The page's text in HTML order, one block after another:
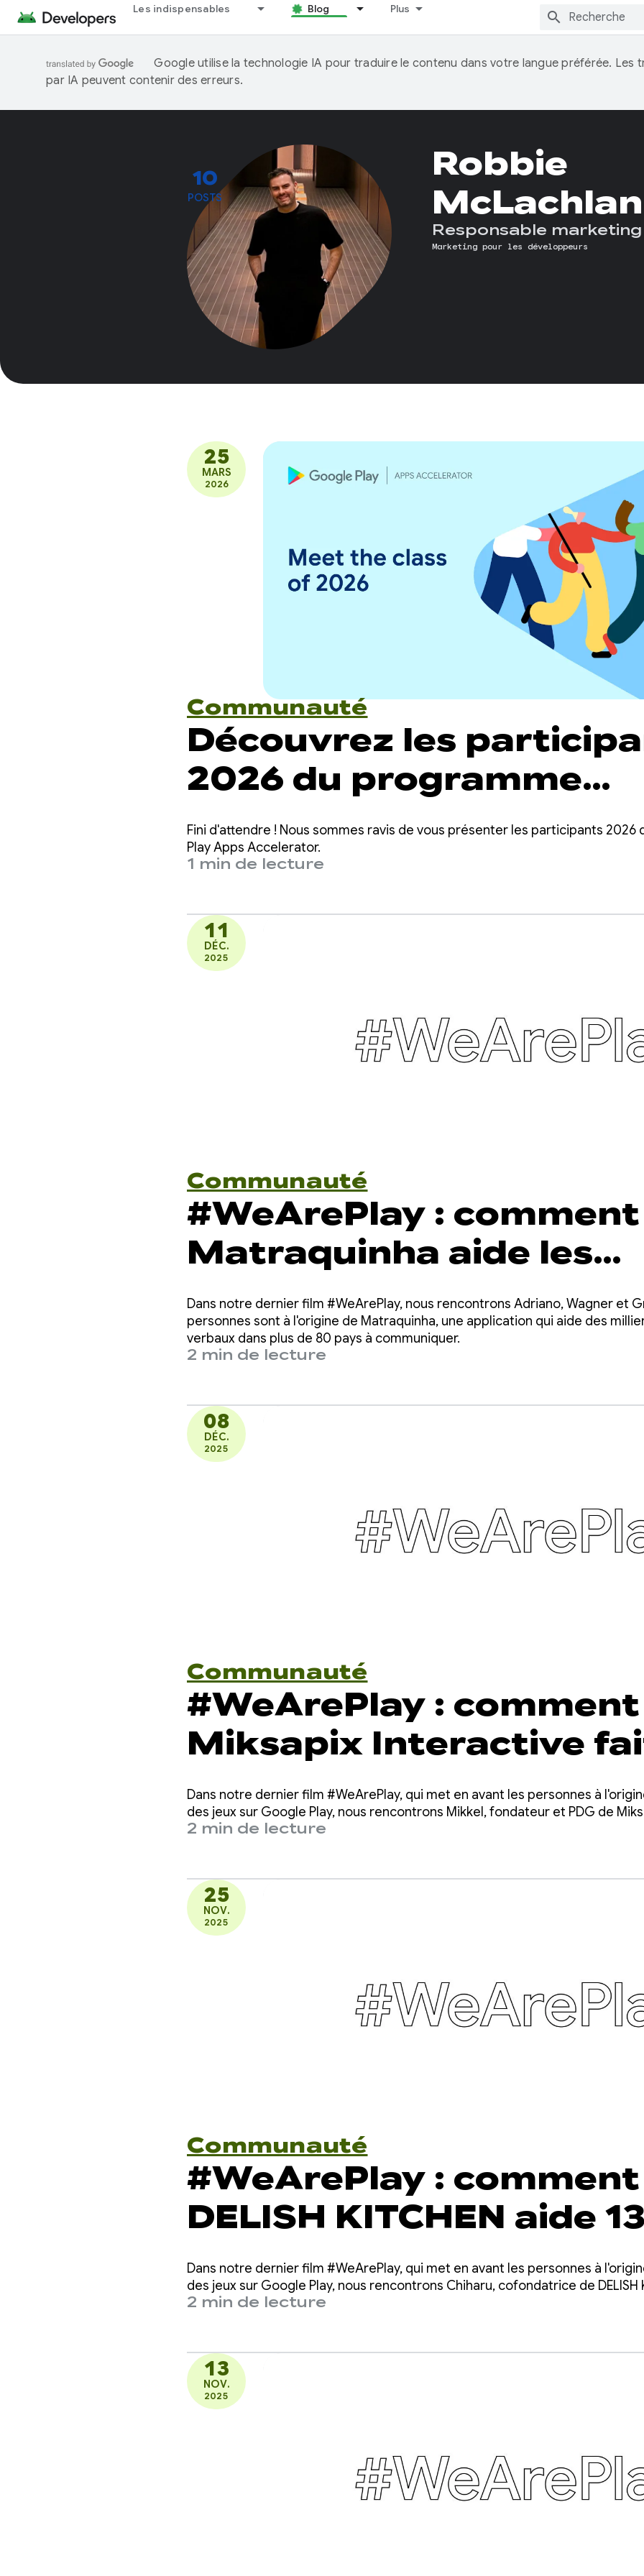
Les indispensables Blog Plus
Google utilise la technologie IA pour traduire le contenu dans votre langue préférée. Les
par IA peuvent contenir des erreurs.
10
POSTS
Robbie
McLachlan
Responsable
Marketing pour les développeurs
25
MARS
2026
Communauté
Découvrez les
2026 du programme
Google Play Apps
Accelerator
Fini d'attendre ! Nous sommes ravis de vous présenter les participants
Play Apps Accelerator.
1 min de lecture
11
DÉC.
2025
Communauté
#WeArePlay : comment
Matraquinha aide les
enfants non verbaux à
communiquer
Dans notre dernier film #WeArePlay, nous rencontrons Adriano, Wagner et
personnes sont à l'origine de Matraquinha, une application qui aide des
verbaux dans plus de 80 pays à communiquer.
2 min de lecture
08
DÉC.
2025
Communauté
#WeArePlay : comment
Miksapix Interactive
découvrir la
sami aux joueurs du
Dans notre dernier film #WeArePlay, qui met en avant les personnes à
des jeux sur Google Play, nous rencontrons Mikkel, fondateur et PDG de
2 min de lecture
25
NOV.
2025
Communauté
#WeArePlay : comment
DELISH KITCHEN aide 13
millions de cuisiniers à
domicile à résoudre le
Dans notre dernier film #WeArePlay, qui met en avant les personnes à
des jeux sur Google Play, nous rencontrons Chiharu, cofondatrice de DELISH
2 min de lecture
13
NOV.
2025